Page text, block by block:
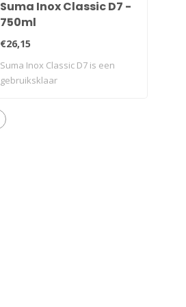
Suma Inox Classic D7 -
750ml
€26,15
Suma Inox Classic D7 is een
gebruiksklaar